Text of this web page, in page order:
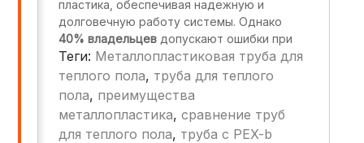
пластика, обеспечивая надежную и
долговечную работу системы. Однако
40% владельцев допускают ошибки при
выборе и монтаже, что приводит к:
Протечкам и снижению давления.
Неравномерному прогреву полов.
Необходимости частого ремонта.
Теги: Металлопластиковая труба для
теплого пола, труба для теплого
пола, преимущества
металлопластика,сравнение труб
для теплого пола, труба с PEX-b